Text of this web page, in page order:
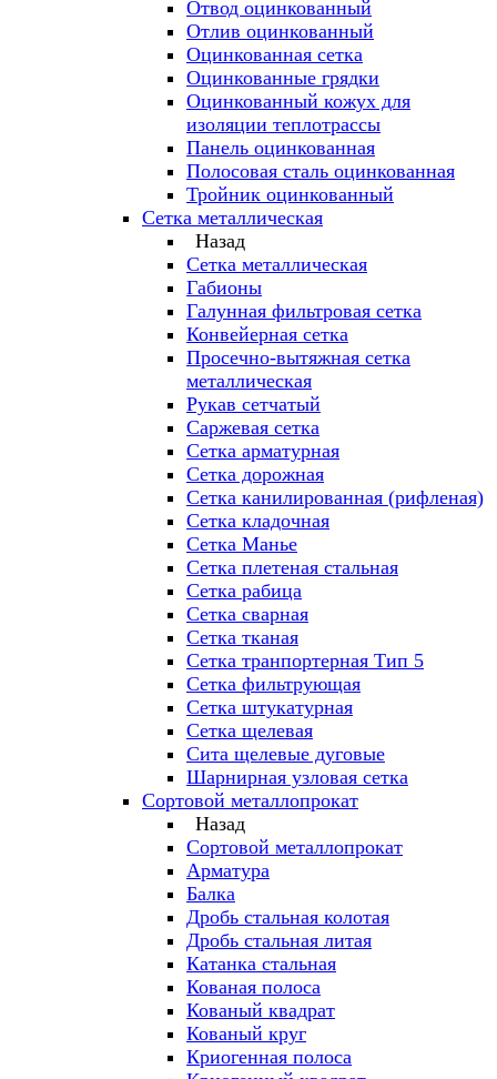
Отвод оцинкованный
Отлив оцинкованный
Оцинкованная сетка
Оцинкованные грядки
Оцинкованный кожух для
изоляции теплотрассы
Панель оцинкованная
Полосовая сталь оцинкованная
Тройник оцинкованный
Сетка металлическая
Назад
Сетка металлическая
Габионы
Галунная фильтровая сетка
Конвейерная сетка
Просечно-вытяжная сетка
металлическая
Рукав сетчатый
Саржевая сетка
Сетка арматурная
Сетка дорожная
Сетка канилированная (рифленая)
Сетка кладочная
Сетка Манье
Сетка плетеная стальная
Сетка рабица
Сетка сварная
Сетка тканая
Сетка транпортерная Тип 5
Сетка фильтрующая
Сетка штукатурная
Сетка щелевая
Сита щелевые дуговые
Шарнирная узловая сетка
Сортовой металлопрокат
Назад
Сортовой металлопрокат
Арматура
Балка
Дробь стальная колотая
Дробь стальная литая
Катанка стальная
Кованая полоса
Кованый квадрат
Кованый круг
Криогенная полоса